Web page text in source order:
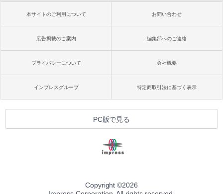
本サイトのご利用について お問い合わせ
広告掲載のご案内 編集部へのご連絡
プライバシーについて 会社概要
インプレスグループ 特定商取引法に基づく表示
PC版で見る
Copyright ©2026